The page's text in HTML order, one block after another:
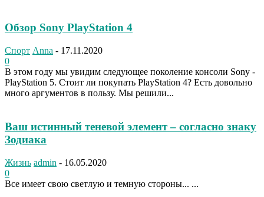
Обзор Sony PlayStation 4
Спорт Anna - 17.11.2020
0
В этом году мы увидим следующее поколение консоли Sony -
PlayStation 5. Стоит ли покупать PlayStation 4? Есть довольно
много аргументов в пользу. Мы решили...
Ваш истинный теневой элемент – согласно знаку
Зодиака
Жизнь admin - 16.05.2020
0
Все имеет свою светлую и темную стороны... ...